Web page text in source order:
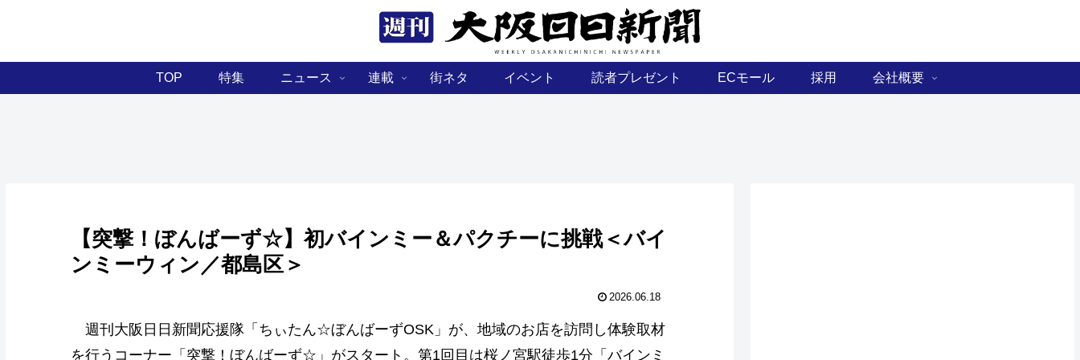
TOP 特集 ニュース 連載 街ネタ イベント 読者プレゼント ECモール 採用 会社概要
【突撃！ぼんばーず☆】初バインミー＆パクチーに挑戦＜バイ
ンミーウィン／都島区＞
2026.06.18
週刊大阪日日新聞応援隊「ちぃたん☆ぼんばーずOSK」が、地域のお店を訪問し体験取材
を行うコーナー「突撃！ぼんばーず☆」がスタート。第1回目は桜ノ宮駅徒歩1分「バインミ